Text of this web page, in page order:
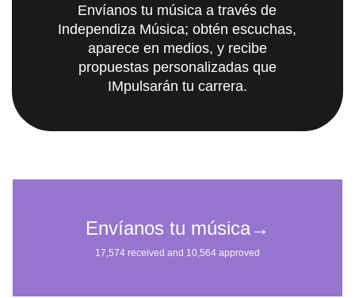
Envíanos tu música a través de
Independiza Música; obtén escuchas,
aparece en medios, y recibe
propuestas personalizadas que
IMpulsarán tu carrera.